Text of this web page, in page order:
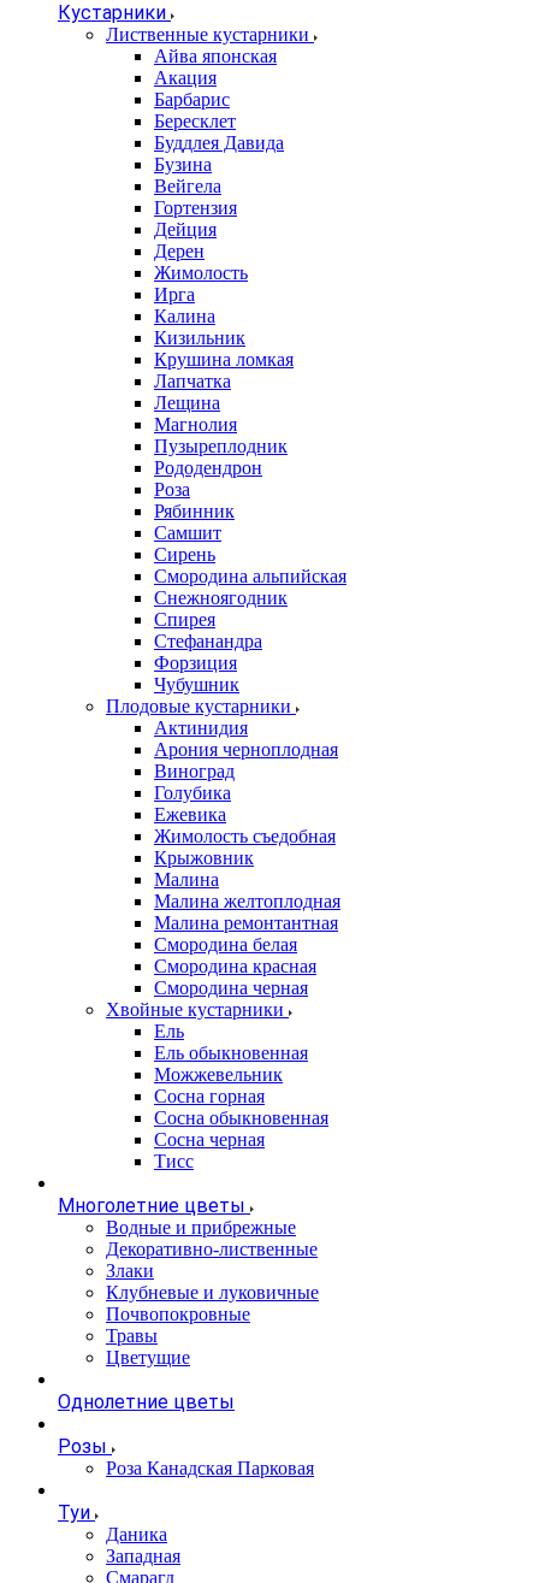
Кустарники
Лиственные кустарники
Айва японская
Акация
Барбарис
Бересклет
Буддлея Давида
Бузина
Вейгела
Гортензия
Дейция
Дерен
Жимолость
Ирга
Калина
Кизильник
Крушина ломкая
Лапчатка
Лещина
Магнолия
Пузыреплодник
Рододендрон
Роза
Рябинник
Самшит
Сирень
Смородина альпийская
Снежноягодник
Спирея
Стефанандра
Форзиция
Чубушник
Плодовые кустарники
Актинидия
Арония черноплодная
Виноград
Голубика
Ежевика
Жимолость съедобная
Крыжовник
Малина
Малина желтоплодная
Малина ремонтантная
Смородина белая
Смородина красная
Смородина черная
Хвойные кустарники
Ель
Ель обыкновенная
Можжевельник
Сосна горная
Сосна обыкновенная
Сосна черная
Тисс
Многолетние цветы
Водные и прибрежные
Декоративно-лиственные
Злаки
Клубневые и луковичные
Почвопокровные
Травы
Цветущие
Однолетние цветы
Розы
Роза Канадская Парковая
Туи
Даника
Западная
Смарагд